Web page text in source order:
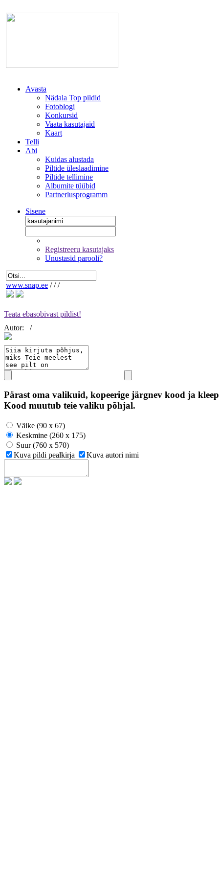
Avasta
Nädala Top pildid
Fotoblogi
Konkursid
Vaata kasutajaid
Kaart
Telli
Abi
Kuidas alustada
Piltide üleslaadimine
Piltide tellimine
Albumite tüübid
Partnerlusprogramm
Sisene
Registreeru kasutajaks
Unustasid parooli?
www.snap.ee / / /
Teata ebasobivast pildist!
Autor:
/
Pärast oma valikuid, kopeerige järgnev kood ja
Kood muutub teie valiku põhjal.
Väike (90 x 67)
Keskmine (260 x 175)
Suur (760 x 570)
Kuva pildi pealkirja
Kuva autori nimi